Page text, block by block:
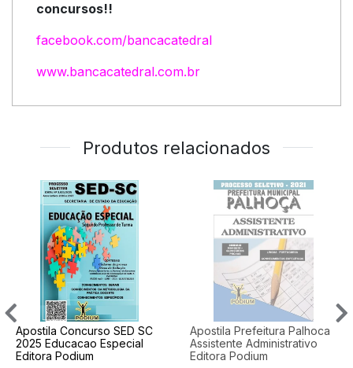
concursos!!
facebook.com/bancacatedral
www.bancacatedral.com.br
Produtos relacionados
Apostila Concurso SED SC
2025 Educacao Especial
Editora Podium
Apostila Prefeitura Palhoca
Assistente Administrativo
Editora Podium